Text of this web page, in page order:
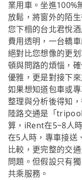
業用車。坐進100%
放鬆，將窗外的陌
您下榻的台北君悅
費用透明，一台轎
絕對比您想像的更
頓與問路的煩惱，
優雅，更是對接下
如果想知道包車或
整理與分析後得知
陸路交通是「
算，iRent在5~8人
在5人時，專車接送
比較，更完整的交
問題。但假設只有
共乘服務。